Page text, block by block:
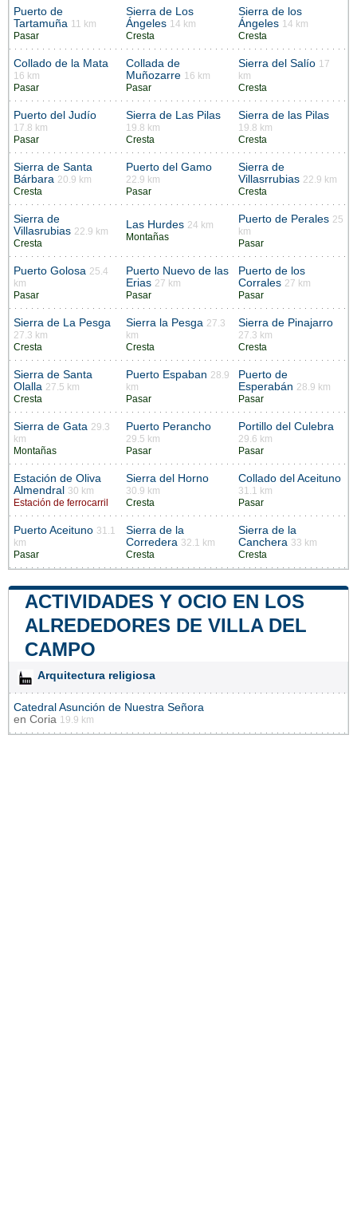
Puerto de
Tartamuña 11 km
Pasar
Sierra de Los
Ángeles 14 km
Cresta
Sierra de los
Ángeles 14 km
Cresta
Collado de la Mata
16 km
Pasar
Collada de
Muñozarre 16 km
Pasar
Sierra del Salío 17
km
Cresta
Puerto del Judío
17.8 km
Pasar
Sierra de Las Pilas
19.8 km
Cresta
Sierra de las Pilas
19.8 km
Cresta
Sierra de Santa
Bárbara 20.9 km
Cresta
Puerto del Gamo
22.9 km
Pasar
Sierra de
Villasrrubias 22.9 km
Cresta
Sierra de
Villasrubias 22.9 km
Cresta
Las Hurdes 24 km
Montañas
Puerto de Perales 25
km
Pasar
Puerto Golosa 25.4
km
Pasar
Puerto Nuevo de las
Erias 27 km
Pasar
Puerto de los
Corrales 27 km
Pasar
Sierra de La Pesga
27.3 km
Cresta
Sierra la Pesga 27.3
km
Cresta
Sierra de Pinajarro
27.3 km
Cresta
Sierra de Santa
Olalla 27.5 km
Cresta
Puerto Espaban 28.9
km
Pasar
Puerto de
Esperabán 28.9 km
Pasar
Sierra de Gata 29.3
km
Montañas
Puerto Perancho
29.5 km
Pasar
Portillo del Culebra
29.6 km
Pasar
Estación de Oliva
Almendral
30 km
Estación de ferrocarril
Sierra del Horno
30.9 km
Cresta
Collado del Aceituno
31.1 km
Pasar
Puerto Aceituno 31.1
km
Pasar
Sierra de la
Corredera 32.1 km
Cresta
Sierra de la
Canchera 33 km
Cresta
ACTIVIDADES Y OCIO EN LOS
ALREDEDORES DE VILLA DEL
CAMPO
Arquitectura religiosa
Catedral Asunción de Nuestra Señora
en Coria 19.9 km